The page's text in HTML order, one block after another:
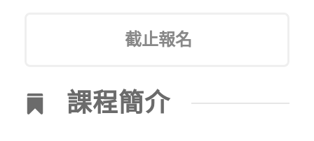
截止報名
課程簡介